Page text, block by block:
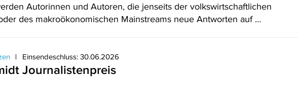
Autorinnen und Autoren, die jenseits der volkswirtschaftlichen
des makroökonomischen Mainstreams neue Antworten auf …
Einsendeschluss: 30.06.2026
Journalistenpreis